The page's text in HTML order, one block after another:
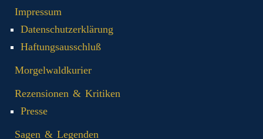
Impressum
Datenschutzerklärung
Haftungsausschluß
Morgelwaldkurier
Rezensionen & Kritiken
Presse
Sagen & Legenden